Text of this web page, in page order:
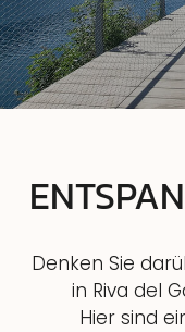
Denken Sie
in Riva del
Hier sind